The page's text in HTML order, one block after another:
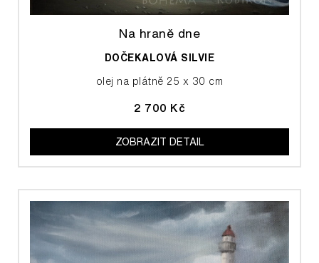
Na hraně dne
DOČEKALOVÁ SILVIE
olej na plátně 25 x 30 cm
2 700 Kč
ZOBRAZIT DETAIL